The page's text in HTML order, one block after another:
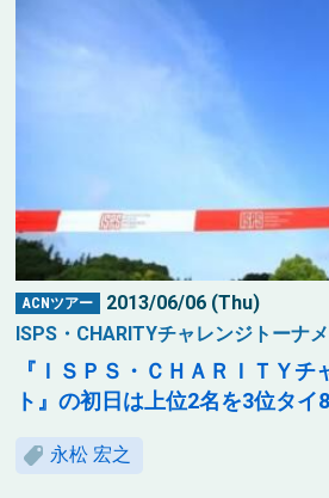
ACNツアー
2013/06/06 (Thu)
ISPS・CHARITYチャレンジトーナ
『ＩＳＰＳ・ＣＨＡＲＩＴＹ
ト』の初日は上位2名を3位タイ
永松 宏之